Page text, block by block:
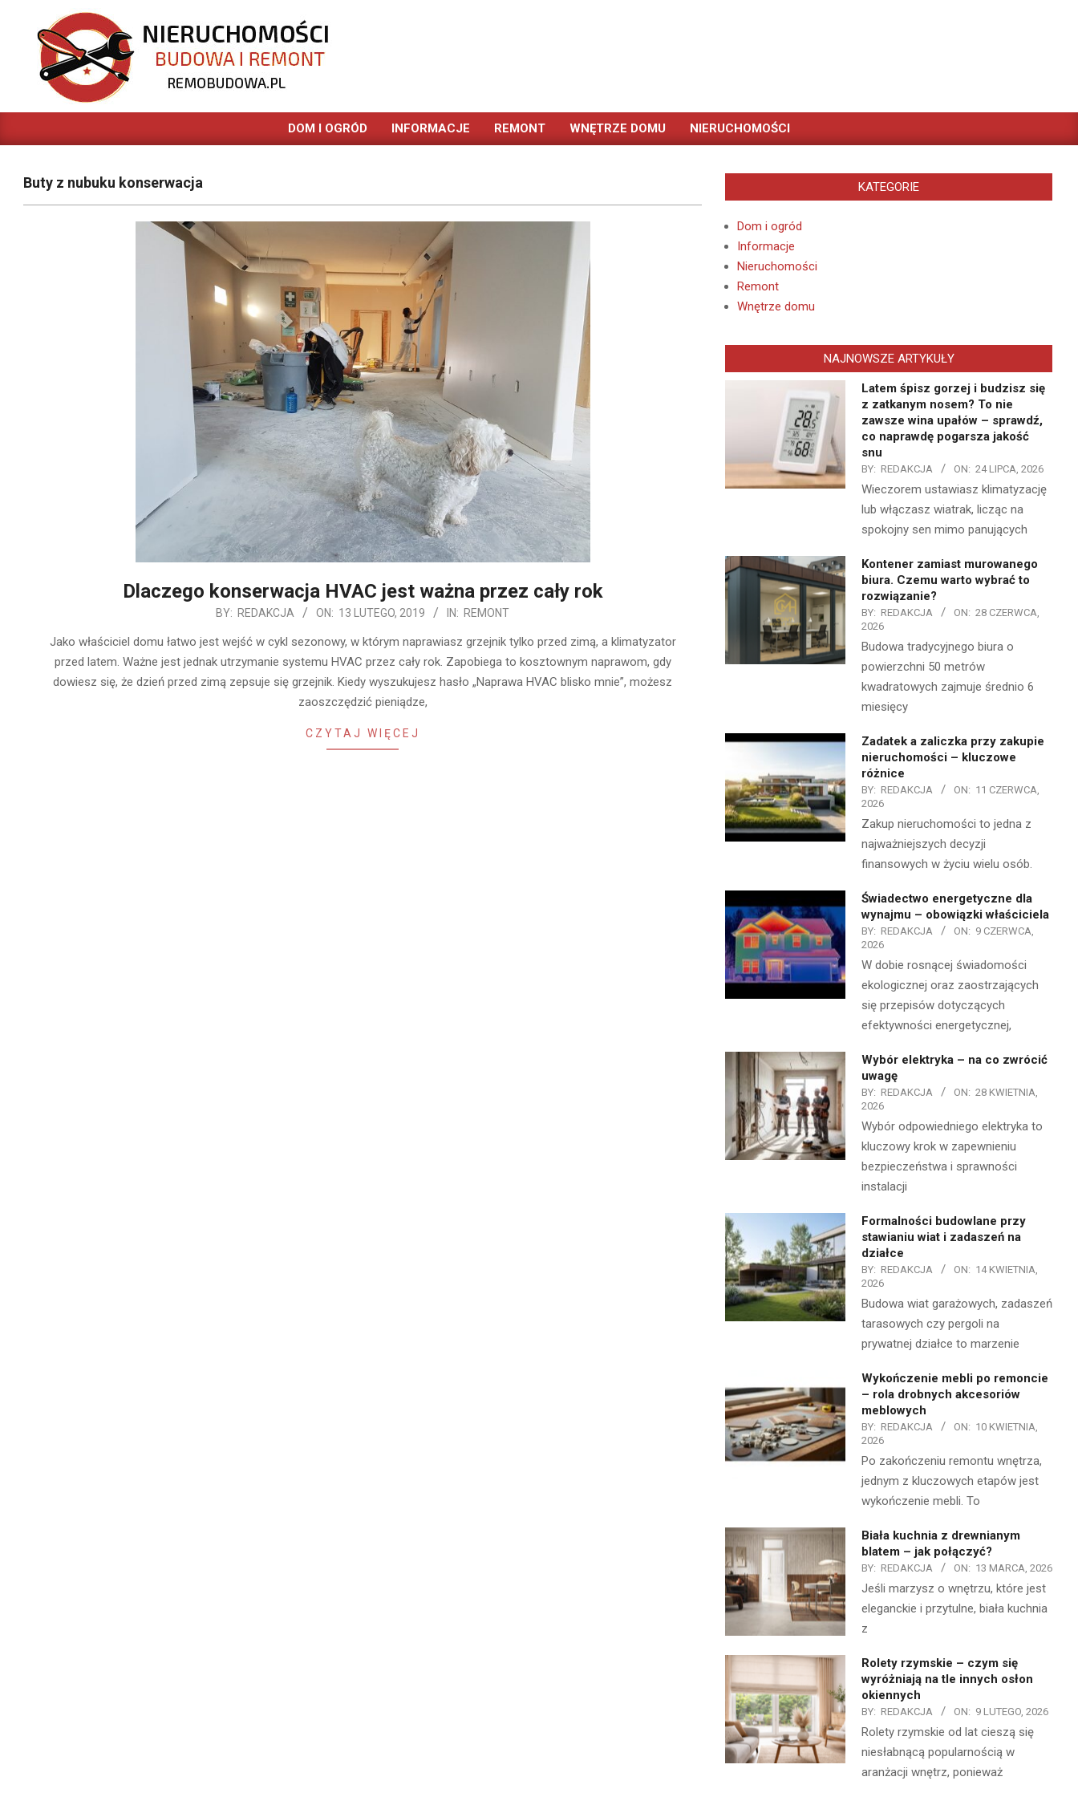
content
REMOBUDOWA.PL
Primary
DOM I OGRÓD INFORMACJE REMONT WNĘTRZE DOMU NIERUCHOMOŚCI
Buty z nubuku konserwacja
Dlaczego konserwacja HVAC jest ważna przez cały rok
BY: REDAKCJA ON: 13 LUTEGO, 2019 IN: REMONT
Jako właściciel domu łatwo jest wejść w cykl sezonowy, w którym naprawiasz grzejnik tylko przed zimą, a klimatyzator
przed latem. Ważne jest jednak utrzymanie systemu HVAC przez cały rok. Zapobiega to kosztownym naprawom, gdy
dowiesz się, że dzień przed zimą zepsuje się grzejnik. Kiedy wyszukujesz hasło „Naprawa HVAC blisko mnie”, możesz
zaoszczędzić pieniądze,
CZYTAJ WIĘCEJ
KATEGORIE
Dom i ogród
Informacje
Nieruchomości
Remont
Wnętrze domu
NAJNOWSZE ARTYKUŁY
Latem śpisz gorzej i budzisz się
z zatkanym nosem? To nie
zawsze wina upałów – sprawdź,
co naprawdę pogarsza jakość
snu
BY: REDAKCJA ON: 24 LIPCA, 2026
Wieczorem ustawiasz klimatyzację
lub włączasz wiatrak, licząc na
spokojny sen mimo panujących
Kontener zamiast murowanego
biura. Czemu warto wybrać to
rozwiązanie?
BY: REDAKCJA ON: 28 CZERWCA,
2026
Budowa tradycyjnego biura o
powierzchni 50 metrów
kwadratowych zajmuje średnio 6
miesięcy
Zadatek a zaliczka przy zakupie
nieruchomości – kluczowe
różnice
BY: REDAKCJA ON: 11 CZERWCA,
2026
Zakup nieruchomości to jedna z
najważniejszych decyzji
finansowych w życiu wielu osób.
Świadectwo energetyczne dla
wynajmu – obowiązki właściciela
BY: REDAKCJA ON: 9 CZERWCA,
2026
W dobie rosnącej świadomości
ekologicznej oraz zaostrzających
się przepisów dotyczących
efektywności energetycznej,
Wybór elektryka – na co zwrócić
uwagę
BY: REDAKCJA ON: 28 KWIETNIA,
2026
Wybór odpowiedniego elektryka to
kluczowy krok w zapewnieniu
bezpieczeństwa i sprawności
instalacji
Formalności budowlane przy
stawianiu wiat i zadaszeń na
działce
BY: REDAKCJA ON: 14 KWIETNIA,
2026
Budowa wiat garażowych, zadaszeń
tarasowych czy pergoli na
prywatnej działce to marzenie
Wykończenie mebli po remoncie
– rola drobnych akcesoriów
meblowych
BY: REDAKCJA ON: 10 KWIETNIA,
2026
Po zakończeniu remontu wnętrza,
jednym z kluczowych etapów jest
wykończenie mebli. To
Biała kuchnia z drewnianym
blatem – jak połączyć?
BY: REDAKCJA ON: 13 MARCA, 2026
Jeśli marzysz o wnętrzu, które jest
eleganckie i przytulne, biała kuchnia
z
Rolety rzymskie – czym się
wyróżniają na tle innych osłon
okiennych
BY: REDAKCJA ON: 9 LUTEGO, 2026
Rolety rzymskie od lat cieszą się
niesłabnącą popularnością w
aranżacji wnętrz, ponieważ